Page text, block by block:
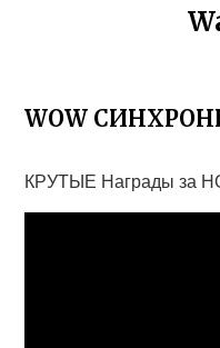
WOW
КРУТЫЕ Награды за